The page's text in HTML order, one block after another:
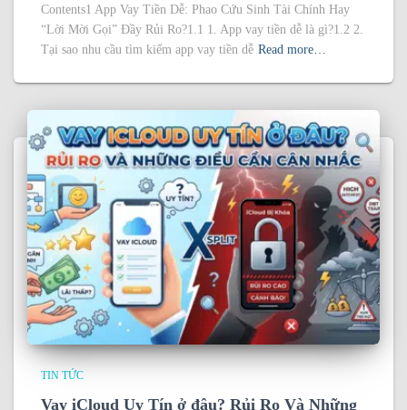
Contents1 App Vay Tiền Dễ: Phao Cứu Sinh Tài Chính Hay
“Lời Mời Gọi” Đầy Rủi Ro?1.1 1. App vay tiền dễ là gì?1.2 2.
Tại sao nhu cầu tìm kiếm app vay tiền dễ Read more…
TIN TỨC
Vay iCloud Uy Tín ở đâu? Rủi Ro Và Những